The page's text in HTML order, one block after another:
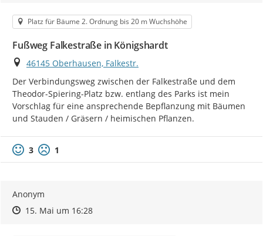
Kategorie
Platz für Bäume 2. Ordnung bis 20 m Wuchshöhe
Fußweg Falkestraße in Königshardt
Ort
46145 Oberhausen, Falkestr.
Der Verbindungsweg zwischen der Falkestraße und dem
Theodor-Spiering-Platz bzw. entlang des Parks ist mein
Vorschlag für eine ansprechende Bepflanzung mit Bäumen
und Stauden / Gräsern / heimischen Pflanzen.
3 1
Anonym
Zeitpunkt des Erstellens
Zeitpunkt des Erstellens
15. Mai um 16:28Zur Äußerung